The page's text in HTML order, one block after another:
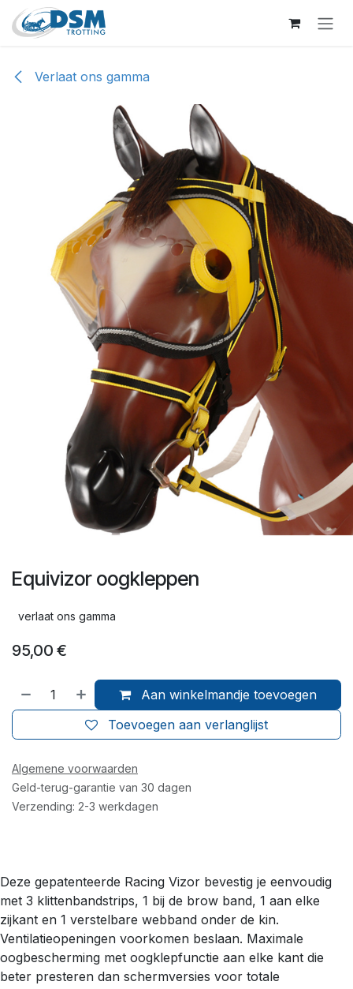
Overslaan naar inhoud
Verlaat ons gamma
Equivizor oogkleppen
verlaat ons gamma
95,00 €
Aan winkelmandje toevoegen
Toevoegen aan verlanglijst
Algemene voorwaarden
Geld-terug-garantie van 30 dagen
Verzending: 2-3 werkdagen
Deze gepatenteerde Racing Vizor bevestig je eenvoudig
met 3 klittenbandstrips, 1 bij de brow band, 1 aan elke
zijkant en 1 verstelbare webband onder de kin.
Ventilatieopeningen voorkomen beslaan. Maximale
oogbescherming met oogklepfunctie aan elke kant die
beter presteren dan schermversies voor totale